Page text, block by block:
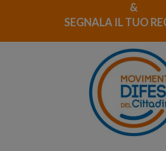
&
SEGNALA IL TUO